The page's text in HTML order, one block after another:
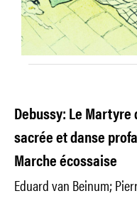
Debussy: Le Martyre
sacrée et danse
Marche écossaise
Eduard van Beinum;